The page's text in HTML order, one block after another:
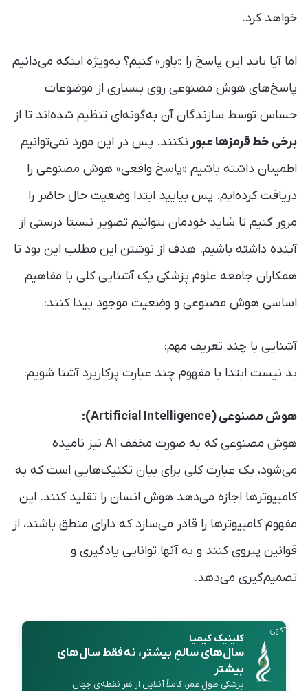
خواهد کرد.
اما آیا باید این پاسخ را «باور» کنیم؟ به‌ویژه اینکه می‌دانیم
پاسخ‌های هوش مصنوعی روی بسیاری از موضوعات
حساس توسط سازندگان آن به‌گونه‌ای تنظیم شده‌اند تا از
برخی خط قرمزها عبور نکنند. پس در این مورد نمی‌توانیم
اطمینان داشته باشیم «پاسخ واقعی» هوش مصنوعی را
دریافت کرده‌ایم. پس بیایید ابتدا وضعیت حال حاضر را
مرور کنیم تا شاید خودمان بتوانیم تصویر نسبتا درستی از
آینده داشته باشیم. هدف از نوشتن این مطلب این بود تا
همکاران جامعه علوم پزشکی یک آشنایی کلی با مفاهیم
اساسی هوش مصنوعی و وضعیت موجود پیدا کنند:
آشنایی با چند تعریف مهم:
بد نیست ابتدا با مفهوم چند عبارت پرکاربرد آشنا شویم:
هوش مصنوعی (Artificial Intelligence):
هوش مصنوعی که به صورت مخفف AI نیز نامیده
می‌شود، یک عبارت کلی برای بیان تکنیک‌هایی است که به
کامپیوترها اجازه می‌دهد هوش انسان را تقلید کنند. این
مفهوم کامپیوترها را قادر می‌سازد که دارای منطق باشند، از
قوانین پیروی کنند و به آنها توانایی یادگیری و
تصمیم‌گیری می‌دهد.
آگهی
کلینیک کیمیا
سال‌های سالمِبیشتر، نه فقط سال‌های
بیشتر
پزشکی طول عمر، کاملاً آنلاین از هر نقطه‌ی جهان